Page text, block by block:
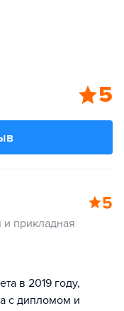
5
5
прикладная
в 2019 году,
с дипломом и